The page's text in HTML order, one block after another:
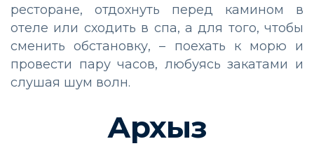
ресторане, отдохнуть перед камином в
отеле или сходить в спа, а для того, чтобы
сменить обстановку, – поехать к морю и
провести пару часов, любуясь закатами и
слушая шум волн.
Архыз